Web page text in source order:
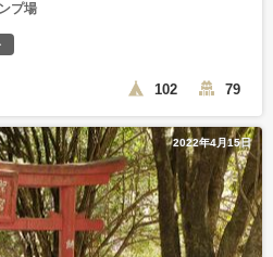
プ場
102 79
2022年4月15日